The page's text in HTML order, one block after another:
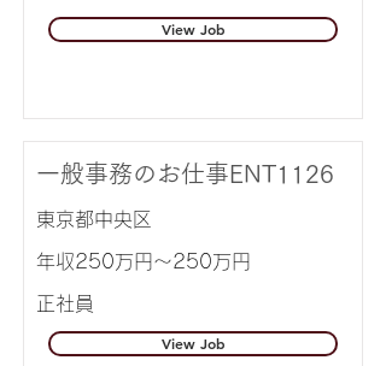
View Job
一般事務のお仕事ENT1126
東京都中央区
年収250万円～250万円
正社員
View Job